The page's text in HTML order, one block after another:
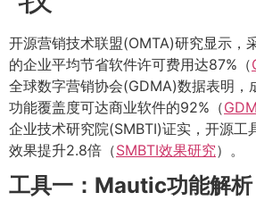
开源营销技术联盟(OMTA)研究显示，
的企业平均节省软件许可费用达87%（
全球数字营销协会(GDMA)数据表明，
功能覆盖度可达商业软件的92%（
企业技术研究院(SMBTI)证实，开源工
效果提升2.8倍（SMBTI效果研究）。
工具一：Mautic功能解析